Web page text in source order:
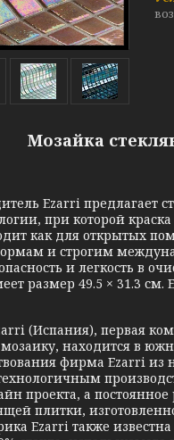
Мозайка
Ezarri предлагает
при которой
как для открытых
и строгим
и легкость в
размер 49.5 × 31.3
первая
находится в
фирма Ezarri
проекта, а
плитки,
Ezarri также